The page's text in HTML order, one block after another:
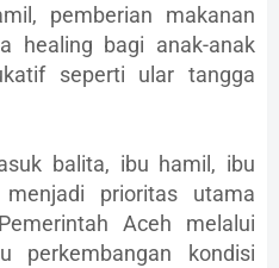
pemberian makanan
healing bagi anak-anak
seperti ular tangga
balita, ibu hamil, ibu
prioritas utama
Aceh melalui
perkembangan kondisi